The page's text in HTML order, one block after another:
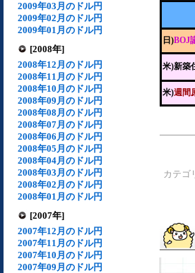
2009年03月のドル円
2009年02月のドル円
2009年01月のドル円
[2008年]
2008年12月のドル円
2008年11月のドル円
2008年10月のドル円
2008年09月のドル円
2008年08月のドル円
2008年07月のドル円
2008年06月のドル円
2008年05月のドル円
2008年04月のドル円
2008年03月のドル円
2008年02月のドル円
2008年01月のドル円
[2007年]
2007年12月のドル円
2007年11月のドル円
2007年10月のドル円
2007年09月のドル円
日)BOJ
米)新築
米)週間
カテゴ